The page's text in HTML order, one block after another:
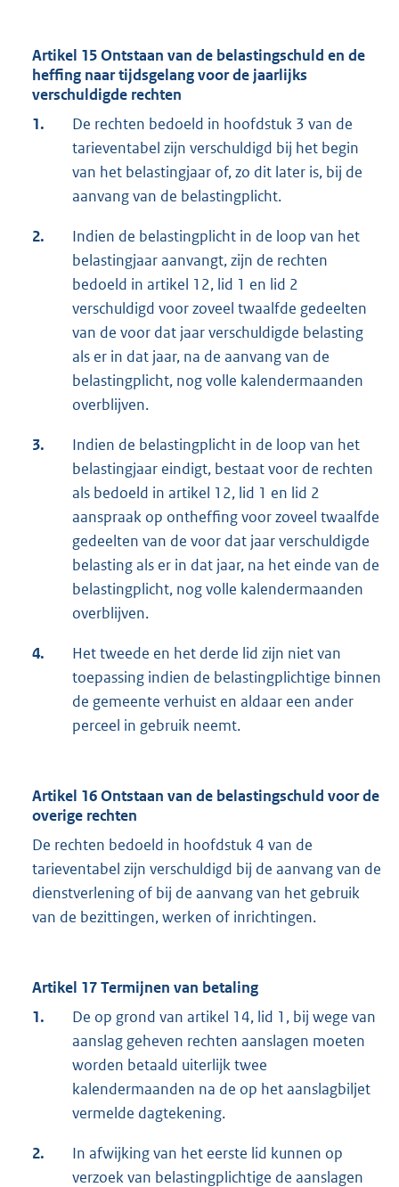
Artikel 15 Ontstaan van de belastingschuld en de
heffing naar tijdsgelang voor de jaarlijks
verschuldigde rechten
1.
De rechten bedoeld in hoofdstuk 3 van de
tarieventabel zijn verschuldigd bij het begin
van het belastingjaar of, zo dit later is, bij de
aanvang van de belastingplicht.
2.
Indien de belastingplicht in de loop van het
belastingjaar aanvangt, zijn de rechten
bedoeld in artikel 12, lid 1 en lid 2
verschuldigd voor zoveel twaalfde gedeelten
van de voor dat jaar verschuldigde belasting
als er in dat jaar, na de aanvang van de
belastingplicht, nog volle kalendermaanden
overblijven.
3.
Indien de belastingplicht in de loop van het
belastingjaar eindigt, bestaat voor de rechten
als bedoeld in artikel 12, lid 1 en lid 2
aanspraak op ontheffing voor zoveel twaalfde
gedeelten van de voor dat jaar verschuldigde
belasting als er in dat jaar, na het einde van de
belastingplicht, nog volle kalendermaanden
overblijven.
4.
Het tweede en het derde lid zijn niet van
toepassing indien de belastingplichtige binnen
de gemeente verhuist en aldaar een ander
perceel in gebruik neemt.
Artikel 16 Ontstaan van de belastingschuld voor de
overige rechten
De rechten bedoeld in hoofdstuk 4 van de
tarieventabel zijn verschuldigd bij de aanvang van de
dienstverlening of bij de aanvang van het gebruik
van de bezittingen, werken of inrichtingen.
Artikel 17 Termijnen van betaling
1.
De op grond van artikel 14, lid 1, bij wege van
aanslag geheven rechten aanslagen moeten
worden betaald uiterlijk twee
kalendermaanden na de op het aanslagbiljet
vermelde dagtekening.
2.
In afwijking van het eerste lid kunnen op
verzoek van belastingplichtige de aanslagen